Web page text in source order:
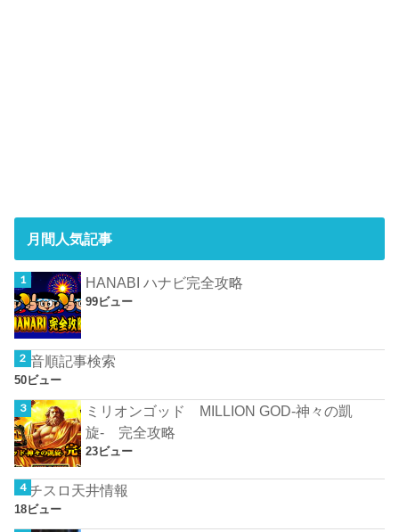
月間人気記事
HANABI ハナビ完全攻略
99ビュー
50音順記事検索
50ビュー
ミリオンゴッド MILLION GOD-神々の凱
旋- 完全攻略
23ビュー
パチスロ天井情報
18ビュー